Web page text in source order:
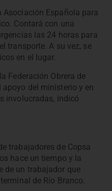
Española para
Contará con una
las 24 horas para
transporte. A su vez, se
en el lugar.
Federación Obrera de
apoyo del ministerio y en
involucradas, indicó
trabajadores de Copsa
hace un tiempo y la
de un trabajador que
de Río Branco.